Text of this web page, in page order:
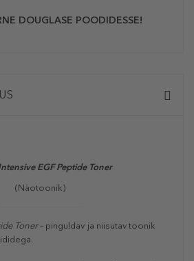
DOUGLASE POODIDESSE!
EGF Peptide Toner
(Näotoonik)
Toner– pinguldav ja niisutav toonik